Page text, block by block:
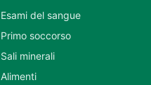
Esami del sangue
Primo soccorso
Sali minerali
Alimenti